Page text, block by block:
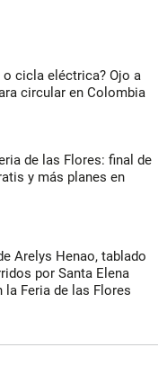
o cicla eléctrica? Ojo a
circular en Colombia
de las Flores: final de
y más planes en
Arelys Henao, tablado
por Santa Elena
Feria de las Flores